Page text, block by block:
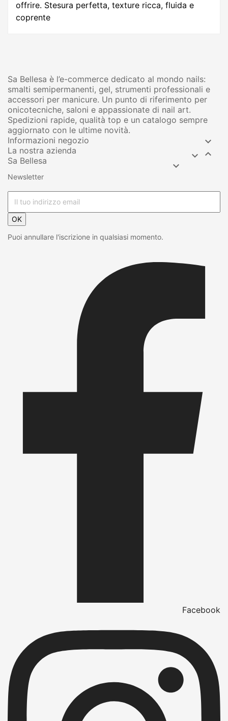
offrire. Stesura perfetta, texture ricca, fluida e
coprente
Sa Bellesa è l’e-commerce dedicato al mondo nails:
smalti semipermanenti, gel, strumenti professionali e
accessori per manicure. Un punto di riferimento per
onicotecniche, saloni e appassionate di nail art.
Spedizioni rapide, qualità top e un catalogo sempre
aggiornato con le ultime novità.
Informazioni negozio


La nostra azienda 
Sa Bellesa 
Newsletter
OK
Puoi annullare l'iscrizione in qualsiasi momento.
Facebook